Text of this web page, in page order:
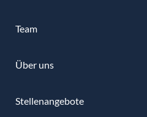
Team
Über uns
Stellenangebote